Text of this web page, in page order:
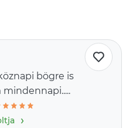
bögre is
›